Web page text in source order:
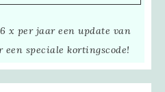
x per jaar een update van
speciale kortingscode!